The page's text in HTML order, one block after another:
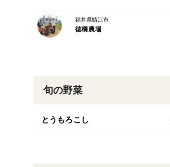
旬の野菜
とうもろこし
福井県鯖江市
徳橋農場